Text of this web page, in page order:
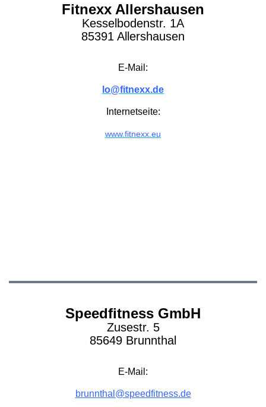
Fitnexx Allershausen
Kesselbodenstr. 1A
85391 Allershausen
E-Mail:
lo@fitnexx.de
Internetseite:
www.fitnexx.eu
Speedfitness GmbH
Zusestr. 5
85649 Brunnthal
E-Mail:
brunnthal@speedfitness.de